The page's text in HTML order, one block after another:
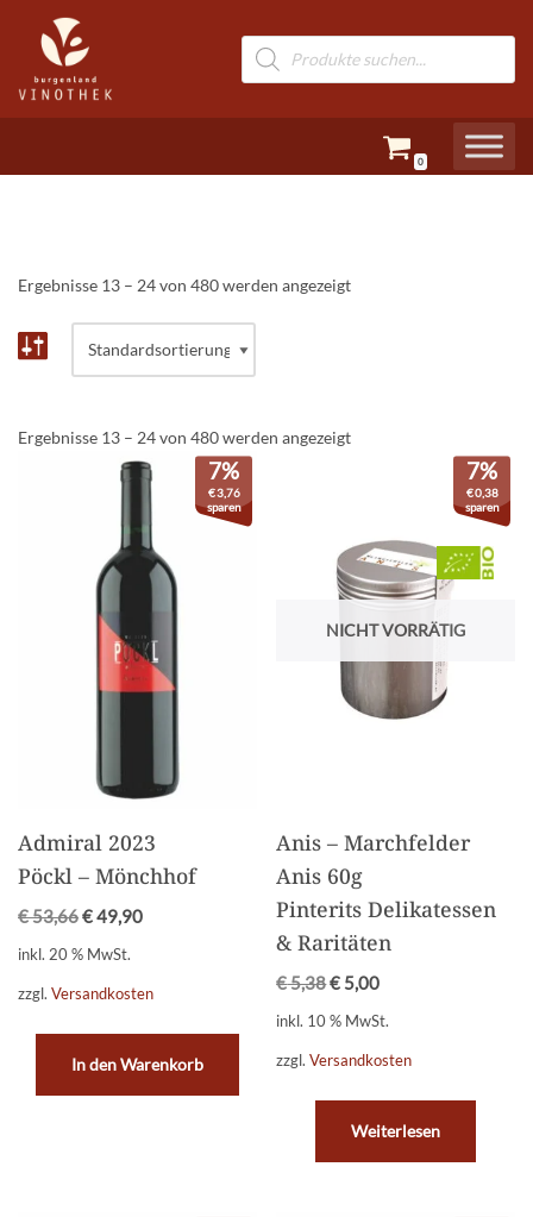
Zum
Inhalt
springen
0
Ergebnisse 13 – 24 von 480 werden angezeigt
Ergebnisse 13 – 24 von 480 werden angezeigt
7%
€3,76
sparen
Admiral 2023
Pöckl – Mönchhof
€53,66€49,90
inkl. 20 % MwSt.
zzgl. Versandkosten
In den Warenkorb
NICHT VORRÄTIG
7%
€0,38
sparen
Anis – Marchfelder
Anis 60g
Pinterits Delikatessen
& Raritäten
€5,38€ 5,00
inkl. 10 % MwSt.
zzgl.Versandkosten
Weiterlesen